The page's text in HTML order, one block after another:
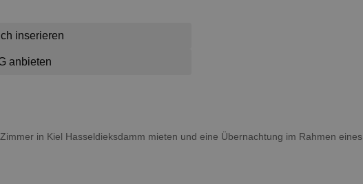
inserieren
anbieten
in Kiel Hasseldieksdamm mieten und eine Übernachtung im Rahmen eines